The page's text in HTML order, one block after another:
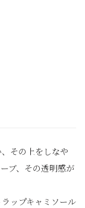
その上をしなや
ブ、その透明感が
ップキャミソール